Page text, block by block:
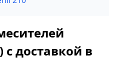
доставкой в